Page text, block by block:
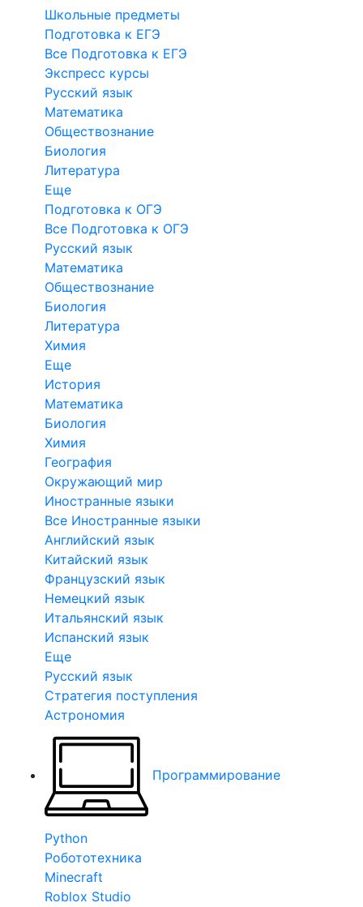
Школьные предметы
Подготовка к ЕГЭ
Все Подготовка к ЕГЭ
Экспресс курсы
Русский язык
Математика
Обществознание
Биология
Литература
Еще
Подготовка к ОГЭ
Все Подготовка к ОГЭ
Русский язык
Математика
Обществознание
Биология
Литература
Химия
Еще
История
Математика
Биология
Химия
География
Окружающий мир
Иностранные языки
Все Иностранные языки
Английский язык
Китайский язык
Французский язык
Немецкий язык
Итальянский язык
Испанский язык
Еще
Русский язык
Стратегия поступления
Астрономия
Программирование
Python
Робототехника
Minecraft
Roblox Studio